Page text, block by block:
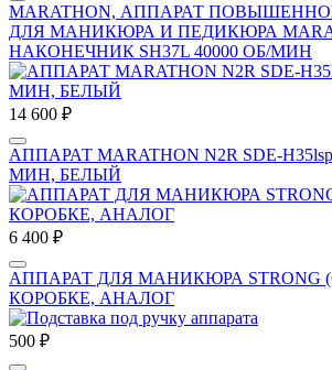
MARATHON, АППАРАТ
ДЛЯ МАНИКЮРА И ПЕДИКЮРА
НАКОНЕЧНИК SH37L 40000 ОБ/МИН
14 600 ₽
АППАРАТ МARATHON N2R SDE-
МИН, БЕЛЫЙ
6 400 ₽
АППАРАТ ДЛЯ МАНИКЮРА STRONG
КОРОБКЕ, АНАЛОГ
500 ₽